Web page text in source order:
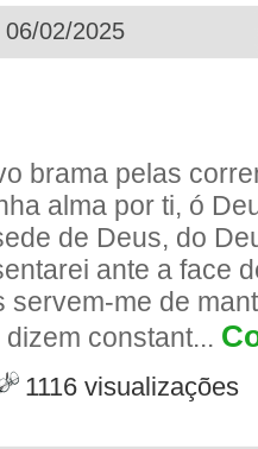
02/2025
brama pelas
alma por ti, ó
de Deus, do
ante a face
servem-me de
constant...
1116 visualizações